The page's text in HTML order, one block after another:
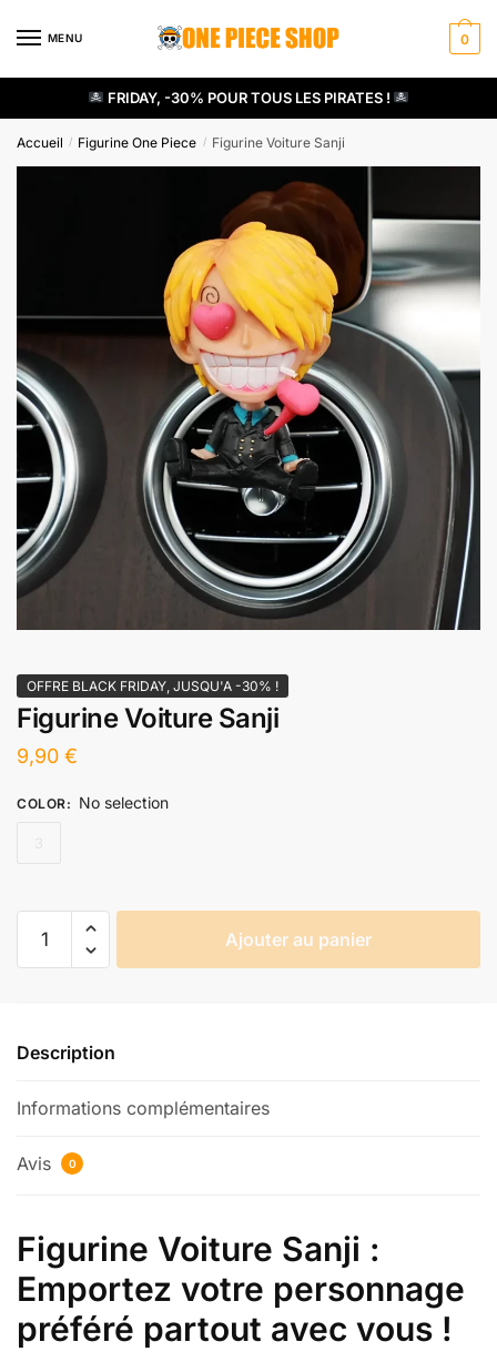
MENU 0
FRIDAY, -30% POUR TOUS LES PIRATES !
Accueil / Figurine One Piece / Figurine Voiture Sanji
OFFRE BLACK FRIDAY, JUSQU'A -30% !
Figurine Voiture Sanji
9,90 €
COLOR: No selection
Ajouter au panier
Description
Informations complémentaires
Avis 0
Figurine Voiture Sanji :
Emportez votre personnage
préféré partout avec vous !